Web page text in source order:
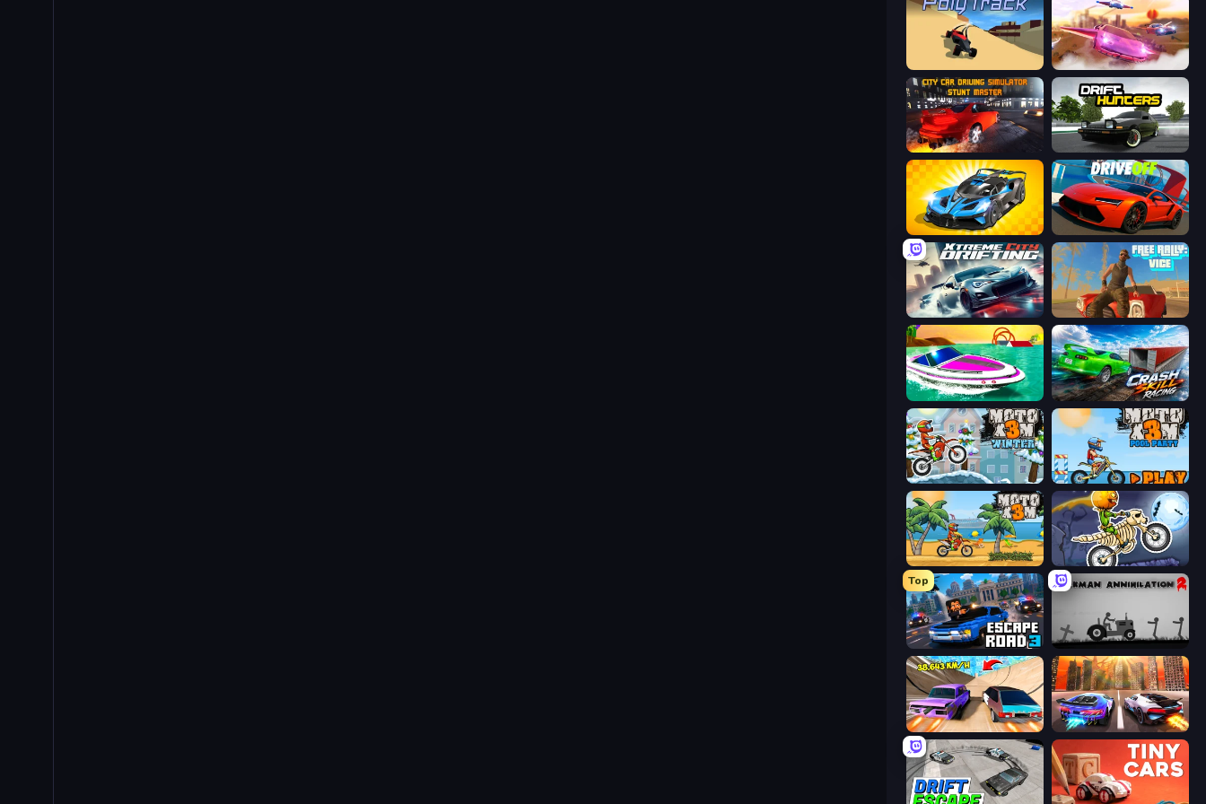
Ultimate Flying Car
Drift Hunters
GT Cars Mega Ramps DriveOff
Xtreme City Drifting Free Rally: Vice
Jet Boat Racing Crash Skill Racing
Moto X3M 4 Winter Moto X3M 5: Pool Party
Moto X3M Moto X3M 6: Spooky Land
Top
Escape Road 3 Stickman Annihilation 2
Turbo Cars: Pipe Stunts Night City Racing